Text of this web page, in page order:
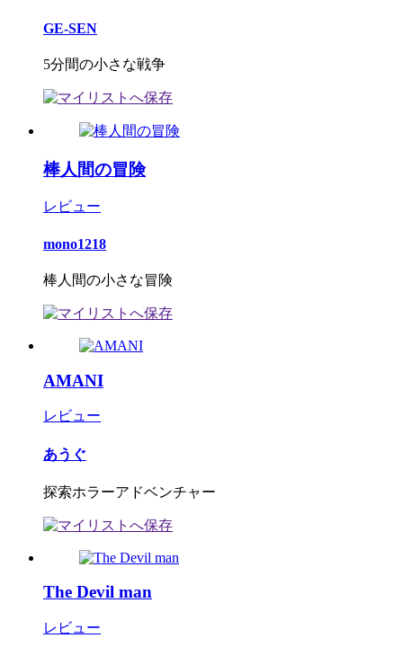
GE-SEN
5分間の小さな戦争
棒人間の冒険
レビュー
mono1218
棒人間の小さな冒険
AMANI
レビュー
あうぐ
探索ホラーアドベンチャー
The Devil man
レビュー